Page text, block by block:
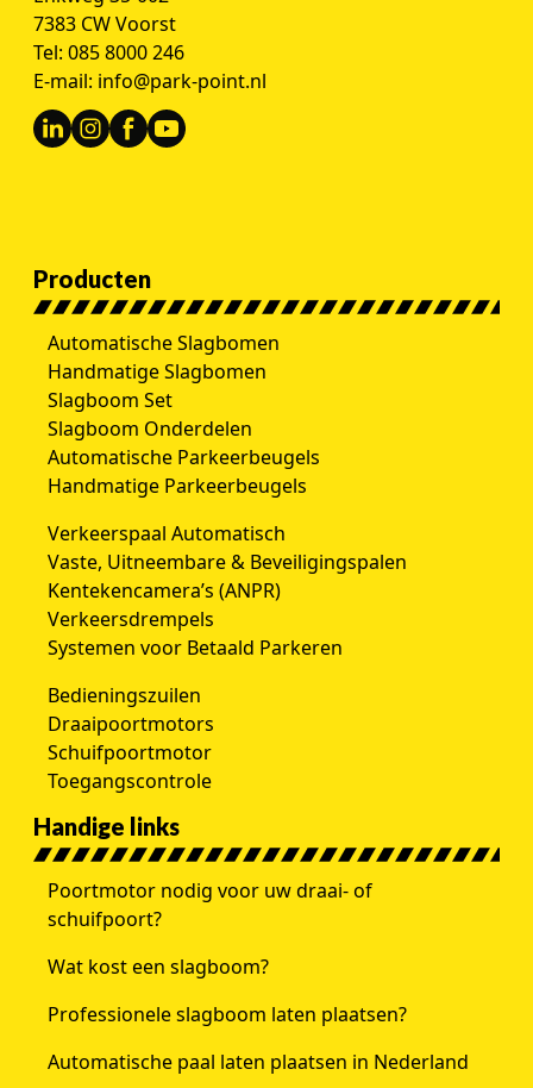
7383 CW Voorst
Tel: 085 8000 246
E-mail: info@park-point.nl
Producten
Automatische Slagbomen
Handmatige Slagbomen
Slagboom Set
Slagboom Onderdelen
Automatische Parkeerbeugels
Handmatige Parkeerbeugels
Verkeerspaal Automatisch
Vaste, Uitneembare & Beveiligingspalen
Kentekencamera’s (ANPR)
Verkeersdrempels
Systemen voor Betaald Parkeren
Bedieningszuilen
Draaipoortmotors
Schuifpoortmotor
Toegangscontrole
Handige links
Poortmotor nodig voor uw draai- of
schuifpoort?
Wat kost een slagboom?
Professionele slagboom laten plaatsen?
Automatische paal laten plaatsen in Nederland